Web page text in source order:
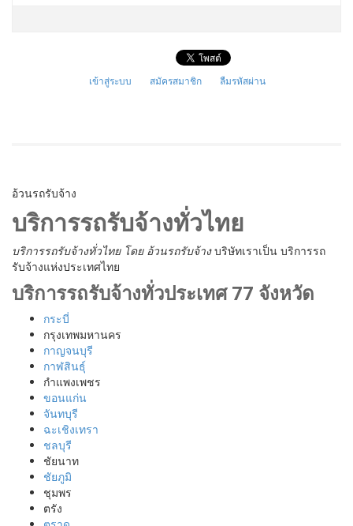
เข้าสู่ระบบ สมัครสมาชิก ลืมรหัสผ่าน
อ้วนรถรับจ้าง
บริการรถรับจ้างทั่วไทย
บริการรถรับจ้างทั่วไทย โดย อ้วนรถรับจ้างบริษัทเราเป็น บริการรถ
รับจ้างแห่งประเทศไทย
บริการรถรับจ้างทั่วประเทศ 77 จังหวัด
กระบี่
กรุงเทพมหานคร
กาญจนบุรี
กาฬสินธุ์
กำแพงเพชร
ขอนแก่น
จันทบุรี
ฉะเชิงเทรา
ชลบุรี
ชัยนาท
ชัยภูมิ
ชุมพร
ตรัง